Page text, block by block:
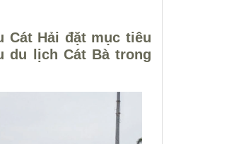
Cát Hải đặt mục tiêu
du lịch Cát Bà trong